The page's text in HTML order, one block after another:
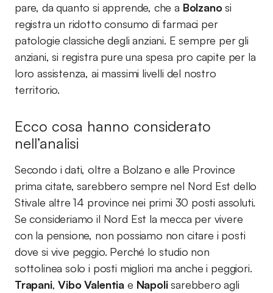
pare, da quanto si apprende, che a Bolzanosi
registra un ridotto consumo di farmaci per
patologie classiche degli anziani. E sempre per gli
anziani, si registra pure una spesa pro capite per la
loro assistenza, ai massimi livelli del nostro
territorio.
Ecco cosa hanno considerato
nell’analisi
Secondo i dati, oltre a Bolzano e alle Province
prima citate, sarebbero sempre nel Nord Est dello
Stivale altre 14 province nei primi 30 posti assoluti.
Se consideriamo il Nord Est la mecca per vivere
con la pensione, non possiamo non citare i posti
dove si vive peggio. Perché lo studio non
sottolinea solo i posti migliori ma anche i peggiori.
Trapani,Vibo Valentia e Napolisarebbero agli